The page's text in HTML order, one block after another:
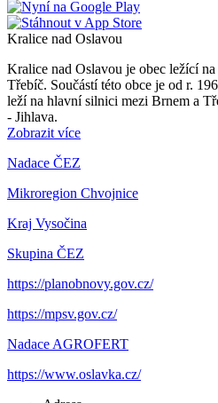
Kralice nad Oslavou
Kralice nad Oslavou je obec ležící
Třebíč. Součástí této obce je od r.
leží na hlavní silnici mezi Brnem a
- Jihlava.
Zobrazit více
Nadace ČEZ
Mikroregion Chvojnice
Kraj Vysočina
Skupina ČEZ
https://planobnovy.gov.cz/
https://mpsv.gov.cz/
Nadace AGROFERT
https://www.oslavka.cz/